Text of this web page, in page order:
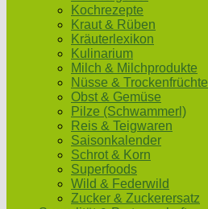
Kochrezepte
Kraut & Rüben
Kräuterlexikon
Kulinarium
Milch & Milchprodukte
Nüsse & Trockenfrüchte
Obst & Gemüse
Pilze (Schwammerl)
Reis & Teigwaren
Saisonkalender
Schrot & Korn
Superfoods
Wild & Federwild
Zucker & Zuckerersatz